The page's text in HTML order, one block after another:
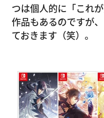
つは個人的に「これ
作品もあるのですが
ておきます（笑）。